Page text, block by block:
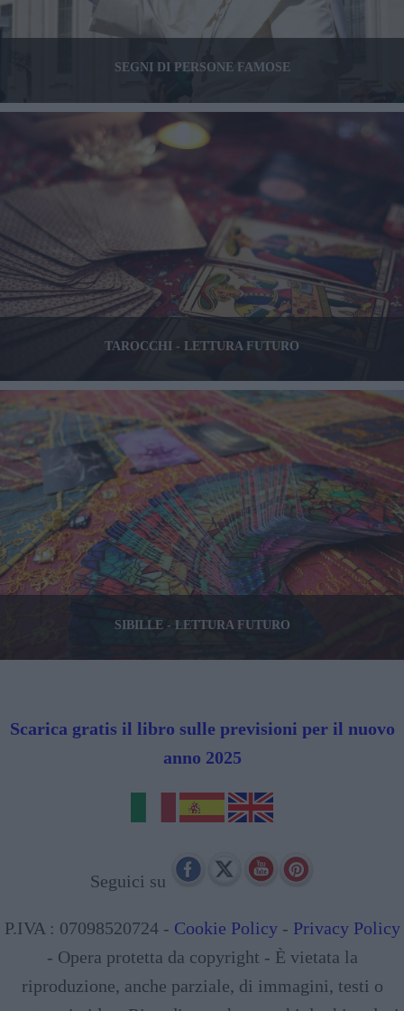
SEGNI DI PERSONE FAMOSE
TAROCCHI - LETTURA FUTURO
SIBILLE - LETTURA FUTURO
Scarica gratis il libro sulle previsioni per il nuovo
anno 2025
Seguici su
P.IVA : 07098520724 - Cookie Policy- Privacy Policy
- Opera protetta da copyright - È vietata la
riproduzione, anche parziale, di immagini, testi o